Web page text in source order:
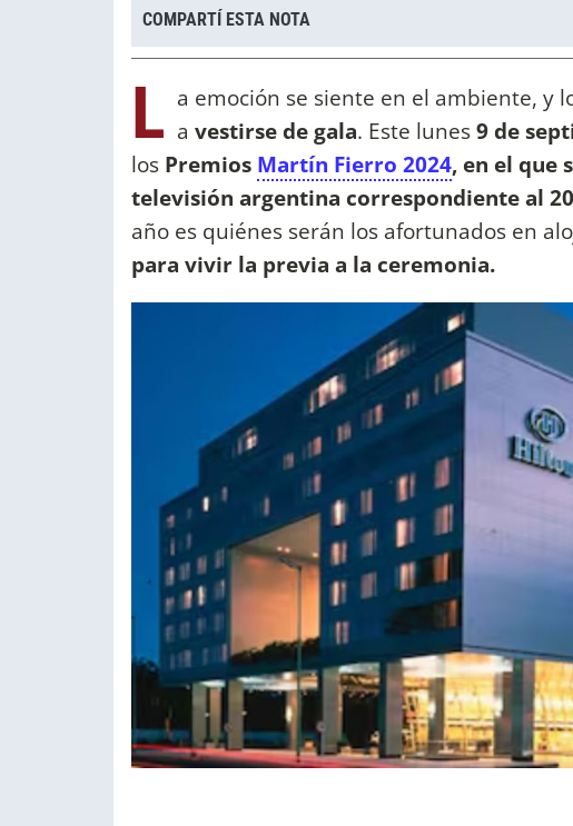
COMPARTÍ ESTA NOTA
L a emoción se siente en el ambiente, y
a vestirse de gala. Este lunes9 de
los Premios Martín Fierro 2024, en el que
televisión argentina correspondiente al
año es quiénes serán los afortunados en
para vivir la previa a la ceremonia.